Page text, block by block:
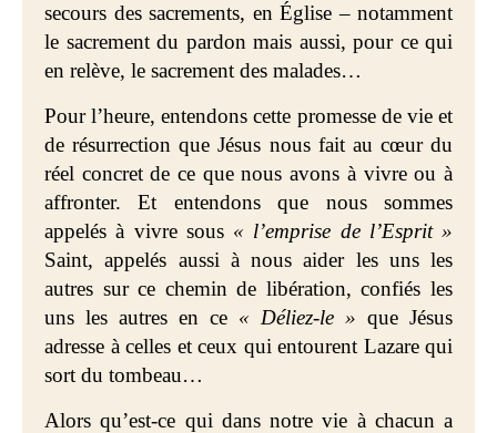
secours des sacrements, en Église – notamment
le sacrement du pardon mais aussi, pour ce qui
en relève, le sacrement des malades…
Pour l’heure, entendons cette promesse de vie et
de résurrection que Jésus nous fait au cœur du
réel concret de ce que nous avons à vivre ou à
affronter. Et entendons que nous sommes
appelés à vivre sous « l’emprise de l’Esprit »
Saint, appelés aussi à nous aider les uns les
autres sur ce chemin de libération, confiés les
uns les autres en ce « Déliez-le » que Jésus
adresse à celles et ceux qui entourent Lazare qui
sort du tombeau…
Alors qu’est-ce qui dans notre vie à chacun a